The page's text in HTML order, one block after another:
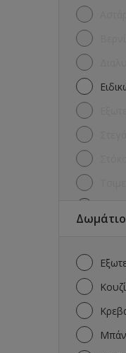
Χρώματα Εσωτερικών
Δωμάτιο